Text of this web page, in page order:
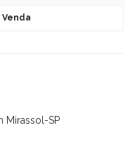
Venda
Mirassol-SP